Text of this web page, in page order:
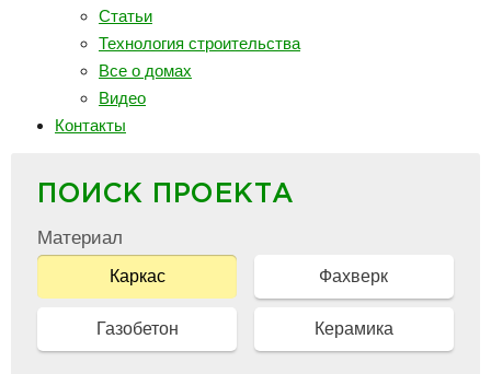
Статьи
Технология строительства
Все о домах
Видео
Контакты
ПОИСК ПРОЕКТА
Материал
Каркас Фахверк
Газобетон Керамика